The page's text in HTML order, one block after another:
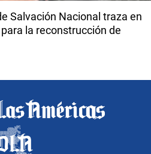
Salvación Nacional traza en
la reconstrucción de